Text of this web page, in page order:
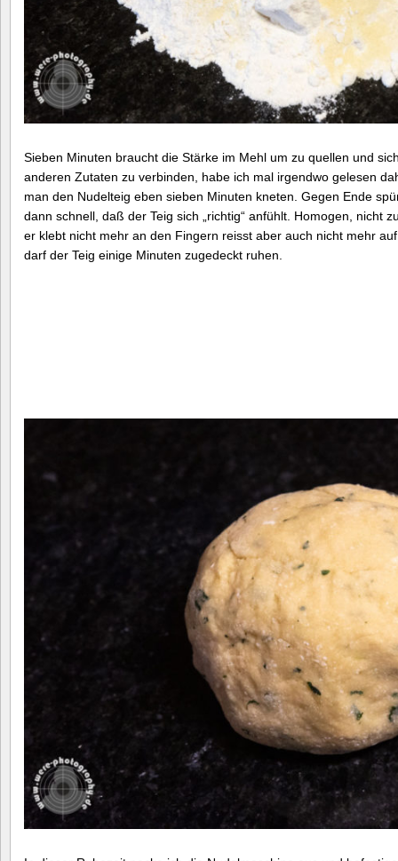
Sieben Minuten braucht die Stärke im Mehl um zu quellen und
anderen Zutaten zu verbinden, habe ich mal irgendwo gelesen
man den Nudelteig eben sieben Minuten kneten. Gegen Ende
dann schnell, daß der Teig sich „richtig“ anfühlt. Homogen, nicht
er klebt nicht mehr an den Fingern reisst aber auch nicht mehr
darf der Teig einige Minuten zugedeckt ruhen.